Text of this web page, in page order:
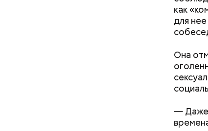
как
для
Она
— Даже
похожа